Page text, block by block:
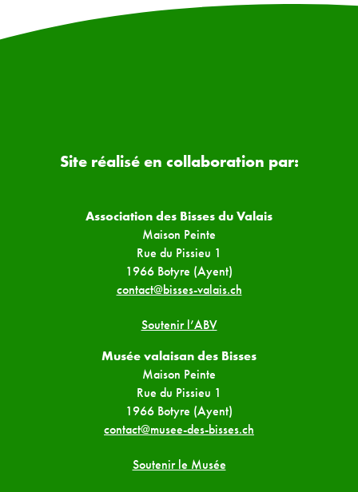
Site réalisé en collaboration par:
Association des Bisses du Valais
Maison Peinte
Rue du Pissieu 1
1966 Botyre (Ayent)
contact@bisses-valais.ch
Soutenir l’ABV
Musée valaisan des Bisses
Maison Peinte
Rue du Pissieu 1
1966 Botyre (Ayent)
contact@musee-des-bisses.ch
Soutenir le Musée